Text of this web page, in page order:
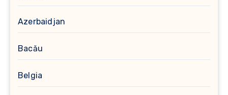
Azerbaidjan
Bacău
Belgia